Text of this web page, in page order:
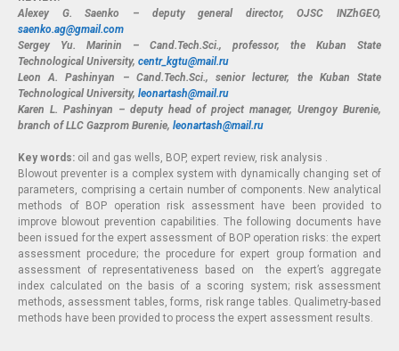
Alexey G. Saenko – deputy general director, OJSC INZhGEO,
saenko.ag@gmail.com
Sergey Yu. Marinin – Cand.Tech.Sci., professor, the Kuban State
Technological University, centr_kgtu@mail.ru
Leon A. Pashinyan – Cand.Tech.Sci., senior lecturer, the Kuban State
Technological University, leonartash@mail.ru
Karen L. Pashinyan – deputy head of project manager, Urengoy Burenie,
branch of LLC Gazprom Burenie, leonartash@mail.ru
Key words: oil and gas wells, BOP, expert review, risk analysis .
Blowout preventer is a complex system with dynamically changing set of
parameters, comprising a certain number of components. New analytical
methods of BOP operation risk assessment have been provided to
improve blowout prevention capabilities. The following documents have
been issued for the expert assessment of BOP operation risks: the expert
assessment procedure; the procedure for expert group formation and
assessment of representativeness based on the expert’s aggregate
index calculated on the basis of a scoring system; risk assessment
methods, assessment tables, forms, risk range tables. Qualimetry-based
methods have been provided to process the expert assessment results.